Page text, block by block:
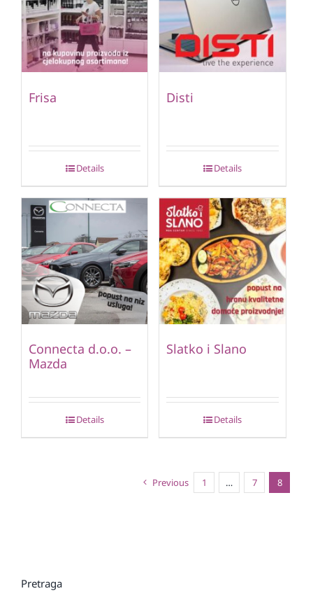
Frisa
Details
Disti
Details
Connecta d.o.o. –
Mazda
Details
Slatko i Slano
Details
Previous 1 … 7 8
Pretraga